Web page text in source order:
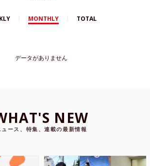
MONTHLY TOTAL
データがありません
NEW
ュース、特集、連載の最新情報